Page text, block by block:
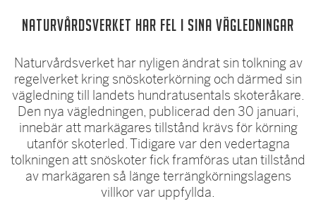
Naturvårdsverket har fel i sina vägledningar
Naturvårdsverket har nyligen ändrat sin tolkning av
regelverket kring snöskoterkörning och därmed sin
vägledning till landets hundratusentals skoteråkare.
Den nya vägledningen, publicerad den 30 januari,
innebär att markägares tillstånd krävs för körning
utanför skoterled. Tidigare var den vedertagna
tolkningen att snöskoter fick framföras utan tillstånd
av markägaren så länge terrängkörningslagens
villkor var uppfyllda.